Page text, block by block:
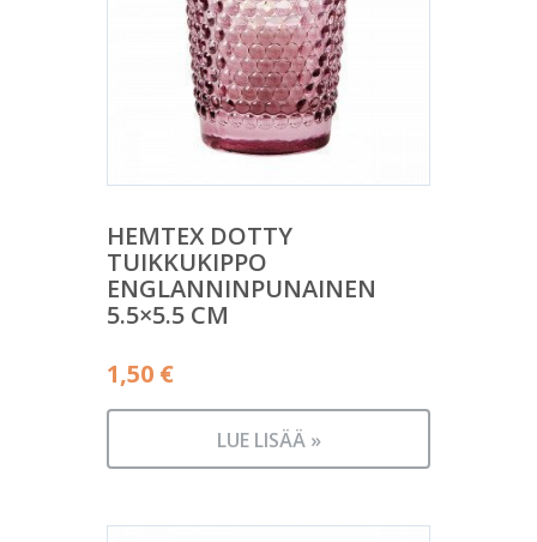
HEMTEX DOTTY
TUIKKUKIPPO
ENGLANNINPUNAINEN
5.5×5.5 CM
1,50 €
LUE LISÄÄ »